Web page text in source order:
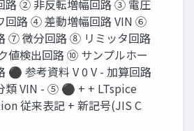
路 ② 非反転増幅回路 ③ 電圧
回路 ④ 差動増幅回路 VIN ⑥
⑦ 微分回路 ⑧ リミッタ回路
値検出回路 ⑩ サンプルホー
⚫ 参考資料 V 0 V - 加算回路
類 VIN - ⑤ ⚫ + + LTspice
従来表記 + 新記号(JIS C